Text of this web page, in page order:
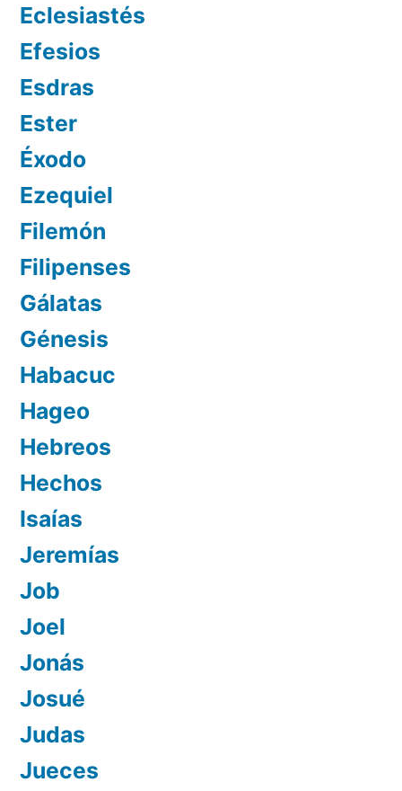
Eclesiastés
Efesios
Esdras
Ester
Éxodo
Ezequiel
Filemón
Filipenses
Gálatas
Génesis
Habacuc
Hageo
Hebreos
Hechos
Isaías
Jeremías
Job
Joel
Jonás
Josué
Judas
Jueces